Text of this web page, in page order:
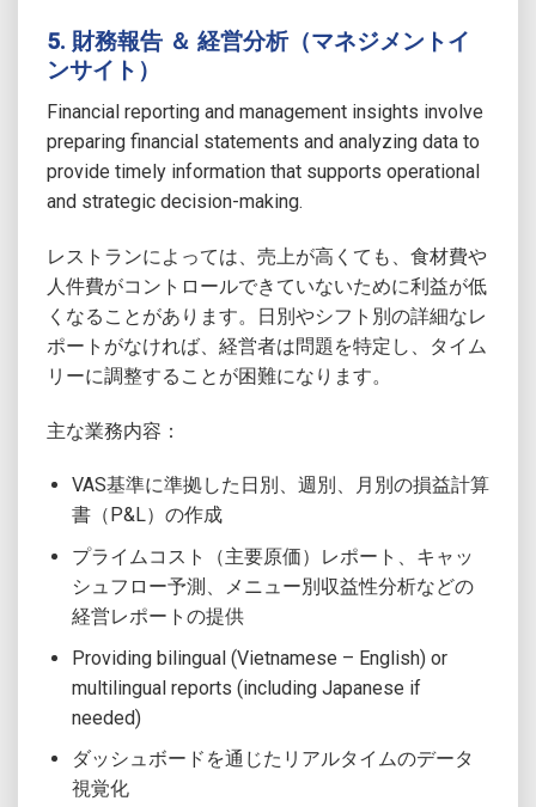
5. 財務報告 ＆ 経営分析（マネジメントイ
ンサイト）
Financial reporting and management insights involve
preparing financial statements and analyzing data to
provide timely information that supports operational
and strategic decision-making.
レストランによっては、売上が高くても、食材費や
人件費がコントロールできていないために利益が低
くなることがあります。日別やシフト別の詳細なレ
ポートがなければ、経営者は問題を特定し、タイム
リーに調整することが困難になります。
主な業務内容：
VAS基準に準拠した日別、週別、月別の損益計算
書（P&L）の作成
プライムコスト（主要原価）レポート、キャッ
シュフロー予測、メニュー別収益性分析などの
経営レポートの提供
Providing bilingual (Vietnamese – English) or
multilingual reports (including Japanese if
needed)
ダッシュボードを通じたリアルタイムのデータ
視覚化